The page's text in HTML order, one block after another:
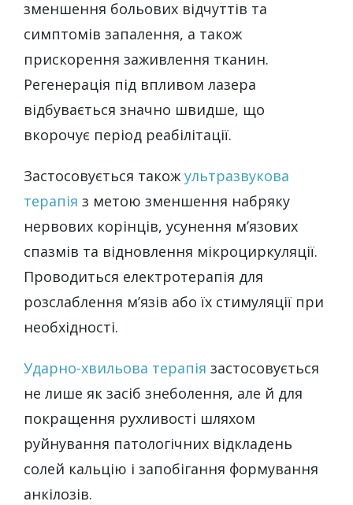
зменшення больових відчуттів та
симптомів запалення, а також
прискорення заживлення тканин.
Регенерація під впливом лазера
відбувається значно швидше, що
вкорочує період реабілітації.
Застосовується також ультразвукова
терапія з метою зменшення набряку
нервових корінців, усунення м’язових
спазмів та відновлення мікроциркуляції.
Проводиться електротерапія для
розслаблення м’язів або їх стимуляції при
необхідності.
Ударно-хвильова терапія застосовується
не лише як засіб знеболення, але й для
покращення рухливості шляхом
руйнування патологічних відкладень
солей кальцію і запобігання формування
анкілозів.